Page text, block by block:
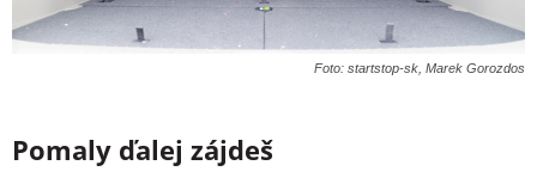
Foto: startstop-sk, Marek Gorozdos
Pomaly ďalej zájdeš